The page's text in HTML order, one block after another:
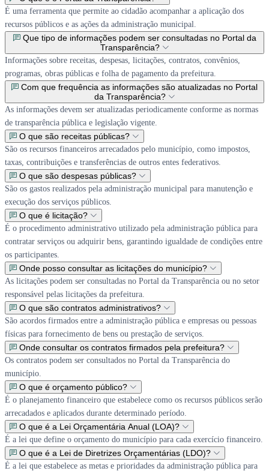
É uma ferramenta que permite ao cidadão acompanhar a aplicação dos
recursos públicos e as ações da administração municipal.
Que tipo de informações podem ser consultadas no Portal da
Transparência?
Informações sobre receitas, despesas, licitações, contratos, convênios,
programas, obras públicas e folha de pagamento da prefeitura.
Com que frequência as informações são atualizadas no Portal
da Transparência?
As informações devem ser atualizadas periodicamente conforme as normas
de transparência pública e legislação vigente.
O que são receitas públicas?
São os recursos financeiros arrecadados pelo município, como impostos,
taxas, contribuições e transferências de outros entes federativos.
O que são despesas públicas?
São os gastos realizados pela administração municipal para manutenção e
execução dos serviços públicos.
O que é licitação?
É o procedimento administrativo utilizado pela administração pública para
contratar serviços ou adquirir bens, garantindo igualdade de condições entre
os participantes.
Onde posso consultar as licitações do município?
As licitações podem ser consultadas no Portal da Transparência ou no setor
responsável pelas licitações da prefeitura.
O que são contratos administrativos?
São acordos firmados entre a administração pública e empresas ou pessoas
físicas para fornecimento de bens ou prestação de serviços.
Onde consultar os contratos firmados pela prefeitura?
Os contratos podem ser consultados no Portal da Transparência do
município.
O que é orçamento público?
É o planejamento financeiro que estabelece como os recursos públicos serão
arrecadados e aplicados durante determinado período.
O que é a Lei Orçamentária Anual (LOA)?
É a lei que define o orçamento do município para cada exercício financeiro.
O que é a Lei de Diretrizes Orçamentárias (LDO)?
É a lei que estabelece as metas e prioridades da administração pública para